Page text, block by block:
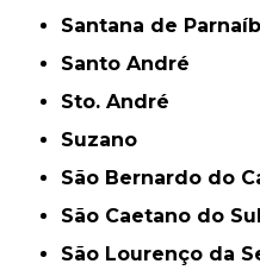
Santana de
Santo André
Sto. André
Suzano
São Bernardo do
São Caetano do Sul
São Lourenço da